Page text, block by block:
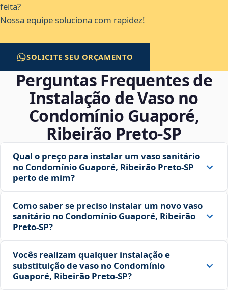
feita?
Nossa equipe soluciona com rapidez!
SOLICITE SEU ORÇAMENTO
Perguntas Frequentes de
Instalação de Vaso no
Condomínio Guaporé,
Ribeirão Preto‑SP
Qual o preço para instalar um vaso sanitário
no Condomínio Guaporé, Ribeirão Preto‑SP
perto de mim?
Como saber se preciso instalar um novo vaso
sanitário no Condomínio Guaporé, Ribeirão
Preto‑SP?
Vocês realizam qualquer instalação e
substituição de vaso no Condomínio
Guaporé, Ribeirão Preto‑SP?